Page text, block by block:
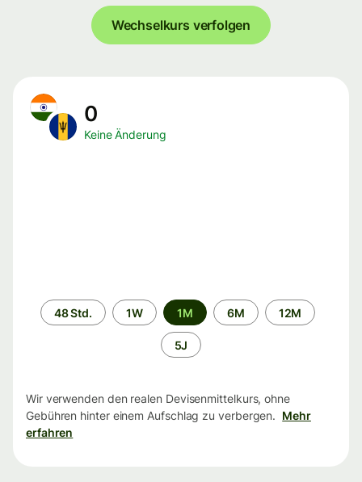
Wechselkurs verfolgen
0
Keine Änderung
Zeitraum
48 Std. 1W 1M 6M 12M
5J
Wir verwenden den realen Devisenmittelkurs, ohne
Gebühren hinter einem Aufschlag zu verbergen. Mehr
erfahren